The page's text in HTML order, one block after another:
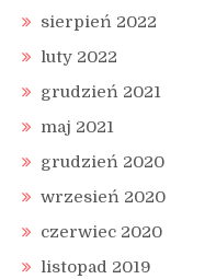
sierpień 2022
luty 2022
grudzień 2021
maj 2021
grudzień 2020
wrzesień 2020
czerwiec 2020
listopad 2019